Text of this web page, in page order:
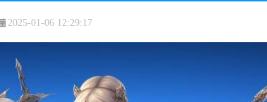
2025-01-06 12:29:17